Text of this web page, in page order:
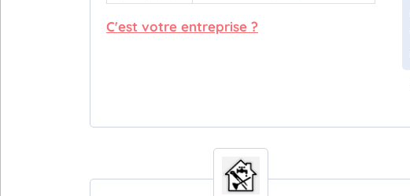
C'est votre entreprise ?